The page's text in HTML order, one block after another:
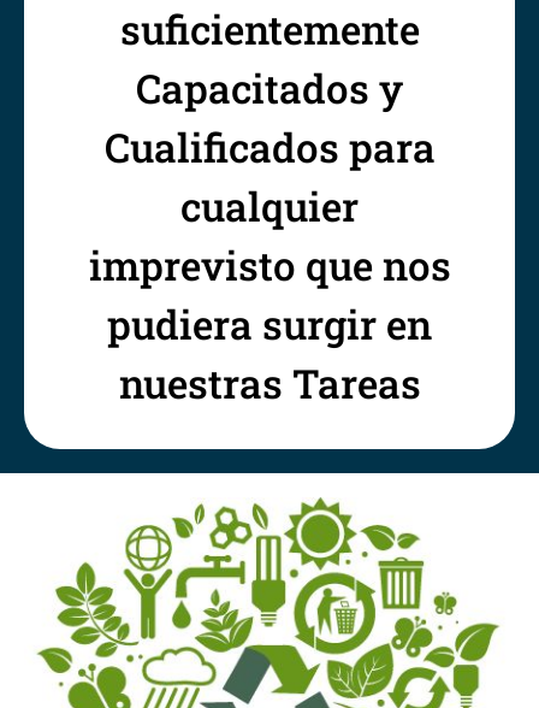
suficientemente
Capacitados y
Cualificados para
cualquier
imprevisto que nos
pudiera surgir en
nuestras Tareas